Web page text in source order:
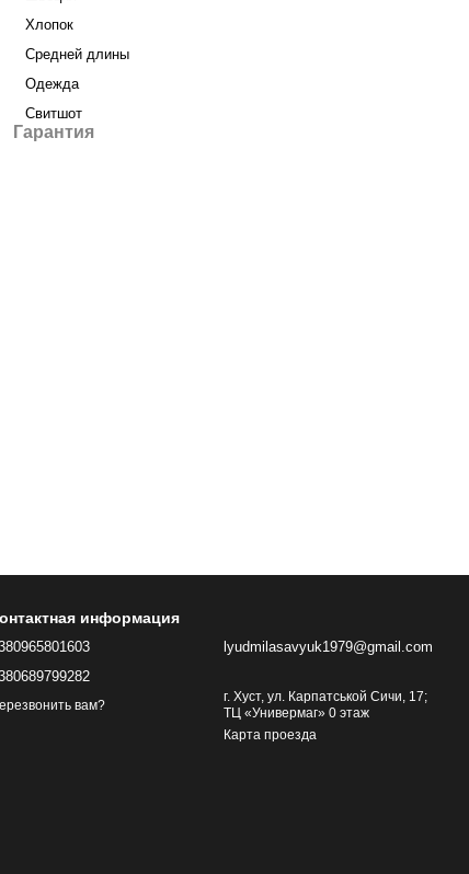
Хлопок
Средней длины
Одежда
Свитшот
Гарантия
информация
вам?
lyudmilasavyuk1979@gmail.com
г. Хуст, ул. Карпатськой Сичи, 17;
ТЦ «Универмаг» 0 этаж
Карта проезда